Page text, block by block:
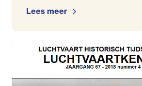
Lees meer